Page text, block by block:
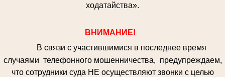
ходатайства».
ВНИМАНИЕ!
В связи с участившимися в последнее время
случаями телефонного мошенничества, предупреждаем,
что сотрудники суда НЕ осуществляют звонки с целью